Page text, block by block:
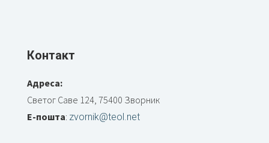
Контакт
Адреса:
Светог Саве 124, 75400 Зворник
Е-пошта: zvornik@teol.net